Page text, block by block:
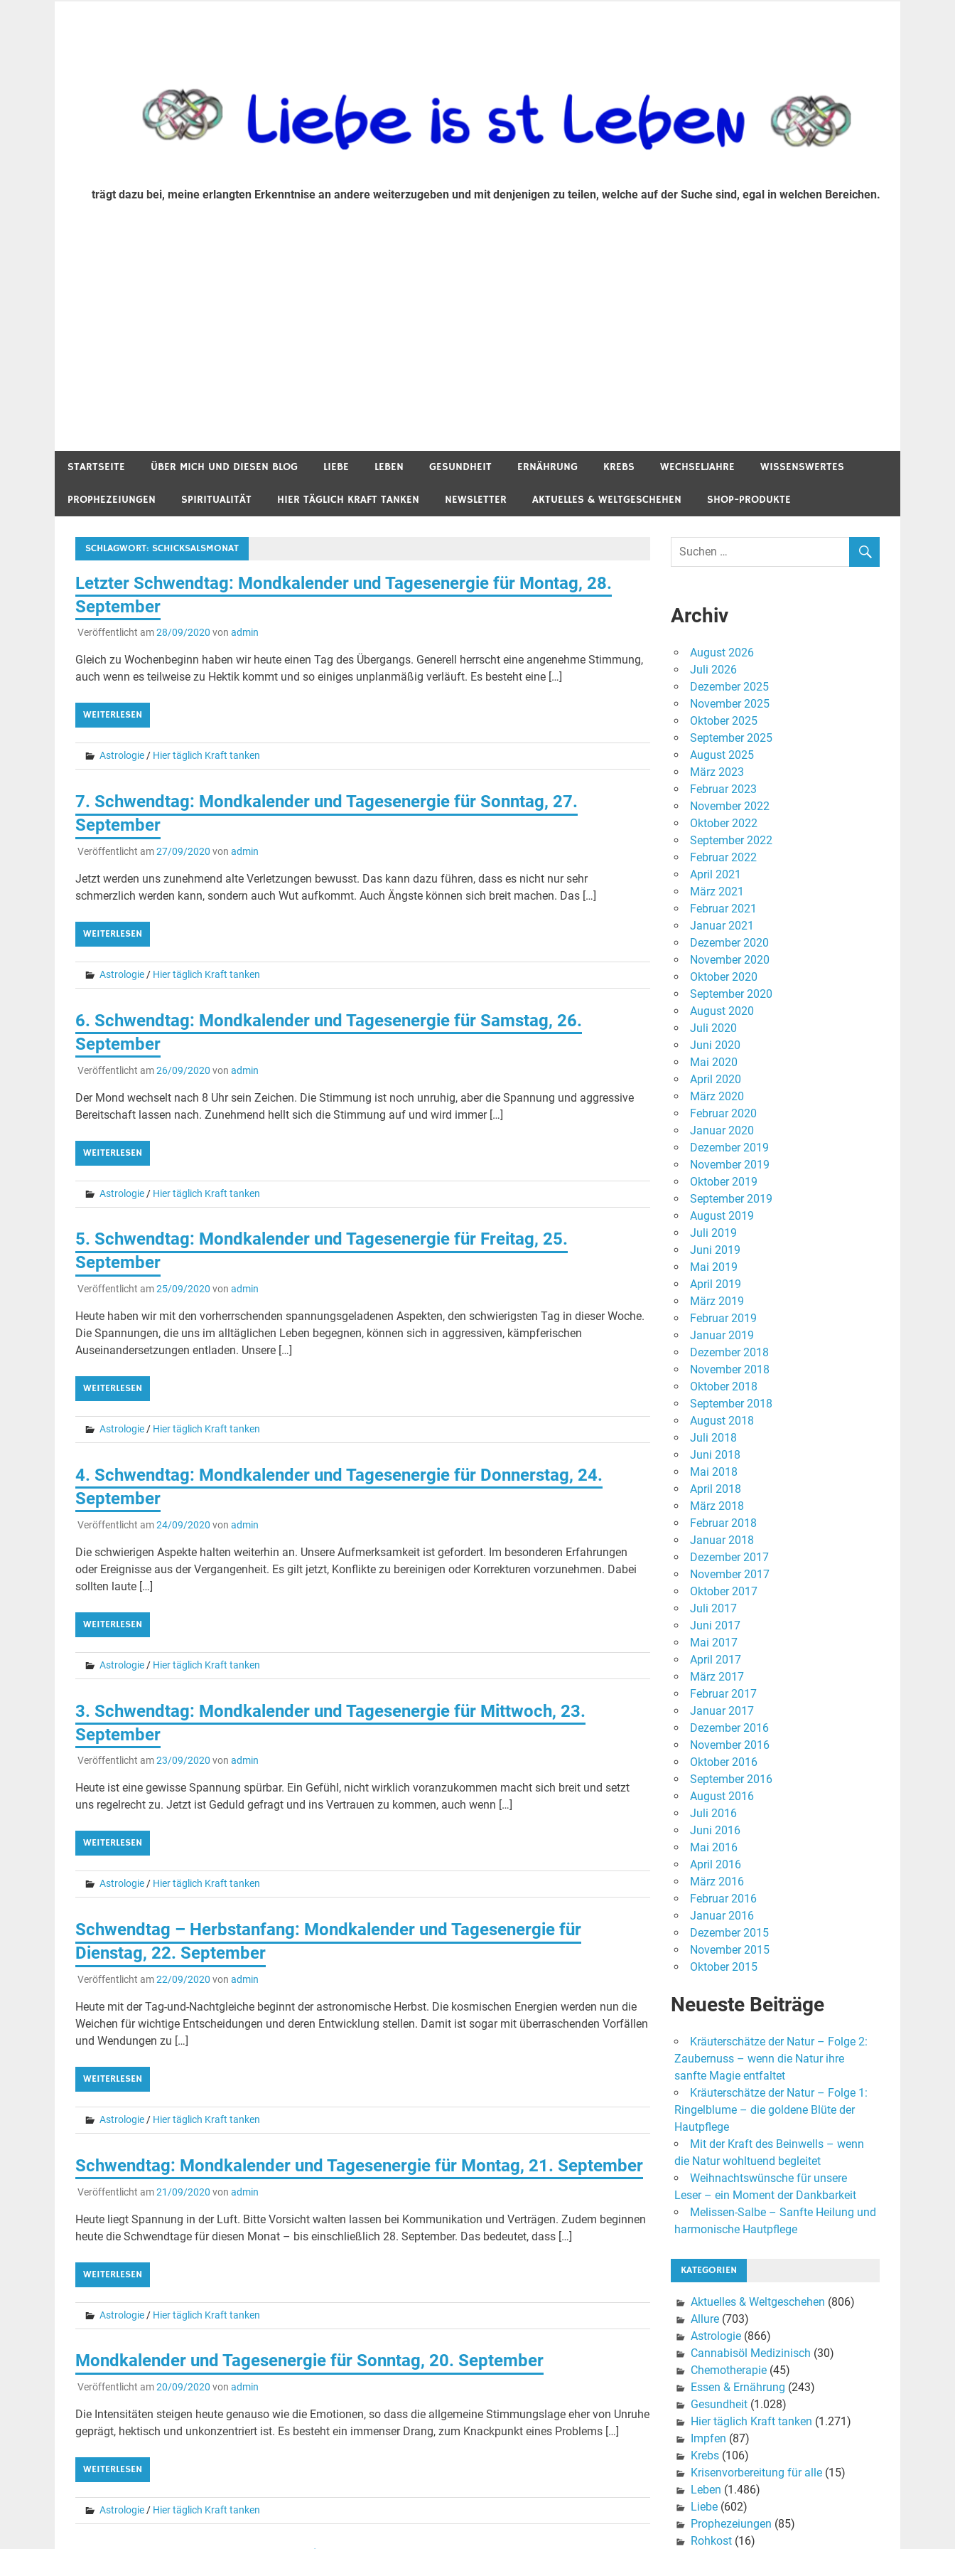
trägt dazu bei, meine erlangten Erkenntnise an andere weiterzugeben und mit denjenigen zu teilen, welche auf der Suche sind, egal in welchen Bereichen.
STARTSEITE ÜBER MICH UND DIESEN BLOG LIEBE LEBEN GESUNDHEIT ERNÄHRUNG KREBS WECHSELJAHRE WISSENSWERTES
PROPHEZEIUNGEN SPIRITUALITÄT HIER TÄGLICH KRAFT TANKEN NEWSLETTER AKTUELLES & WELTGESCHEHEN SHOP-PRODUKTE
SCHLAGWORT: SCHICKSALSMONAT
Letzter Schwendtag: Mondkalender und Tagesenergie für Montag, 28.
September
Veröffentlicht am28/09/2020 von admin
Gleich zu Wochenbeginn haben wir heute einen Tag des Übergangs. Generell herrscht eine angenehme Stimmung,
auch wenn es teilweise zu Hektik kommt und so einiges unplanmäßig verläuft. Es besteht eine […]
WEITERLESEN
Astrologie/ Hier täglich Kraft tanken
7. Schwendtag: Mondkalender und Tagesenergie für Sonntag, 27.
September
Veröffentlicht am27/09/2020 von admin
Jetzt werden uns zunehmend alte Verletzungen bewusst. Das kann dazu führen, dass es nicht nur sehr
schmerzlich werden kann, sondern auch Wut aufkommt. Auch Ängste können sich breit machen. Das […]
WEITERLESEN
Astrologie/ Hier täglich Kraft tanken
6. Schwendtag: Mondkalender und Tagesenergie für Samstag, 26.
September
Veröffentlicht am26/09/2020 von admin
Der Mond wechselt nach 8 Uhr sein Zeichen. Die Stimmung ist noch unruhig, aber die Spannung und aggressive
Bereitschaft lassen nach. Zunehmend hellt sich die Stimmung auf und wird immer […]
WEITERLESEN
Astrologie/ Hier täglich Kraft tanken
5. Schwendtag: Mondkalender und Tagesenergie für Freitag, 25.
September
Veröffentlicht am25/09/2020 von admin
Heute haben wir mit den vorherrschenden spannungsgeladenen Aspekten, den schwierigsten Tag in dieser Woche.
Die Spannungen, die uns im alltäglichen Leben begegnen, können sich in aggressiven, kämpferischen
Auseinandersetzungen entladen. Unsere […]
WEITERLESEN
Astrologie/ Hier täglich Kraft tanken
4. Schwendtag: Mondkalender und Tagesenergie für Donnerstag, 24.
September
Veröffentlicht am24/09/2020 von admin
Die schwierigen Aspekte halten weiterhin an. Unsere Aufmerksamkeit ist gefordert. Im besonderen Erfahrungen
oder Ereignisse aus der Vergangenheit. Es gilt jetzt, Konflikte zu bereinigen oder Korrekturen vorzunehmen. Dabei
sollten laute […]
WEITERLESEN
Astrologie/ Hier täglich Kraft tanken
3. Schwendtag: Mondkalender und Tagesenergie für Mittwoch, 23.
September
Veröffentlicht am23/09/2020 von admin
Heute ist eine gewisse Spannung spürbar. Ein Gefühl, nicht wirklich voranzukommen macht sich breit und setzt
uns regelrecht zu. Jetzt ist Geduld gefragt und ins Vertrauen zu kommen, auch wenn […]
WEITERLESEN
Astrologie/ Hier täglich Kraft tanken
Schwendtag – Herbstanfang: Mondkalender und Tagesenergie für
Dienstag, 22. September
Veröffentlicht am22/09/2020 von admin
Heute mit der Tag-und-Nachtgleiche beginnt der astronomische Herbst. Die kosmischen Energien werden nun die
Weichen für wichtige Entscheidungen und deren Entwicklung stellen. Damit ist sogar mit überraschenden Vorfällen
und Wendungen zu […]
WEITERLESEN
Astrologie/ Hier täglich Kraft tanken
Schwendtag: Mondkalender und Tagesenergie für Montag, 21. September
Veröffentlicht am21/09/2020 von admin
Heute liegt Spannung in der Luft. Bitte Vorsicht walten lassen bei Kommunikation und Verträgen. Zudem beginnen
heute die Schwendtage für diesen Monat – bis einschließlich 28. September. Das bedeutet, dass […]
WEITERLESEN
Astrologie/ Hier täglich Kraft tanken
Mondkalender und Tagesenergie für Sonntag, 20. September
Veröffentlicht am20/09/2020 von admin
Die Intensitäten steigen heute genauso wie die Emotionen, so dass die allgemeine Stimmungslage eher von Unruhe
geprägt, hektisch und unkonzentriert ist. Es besteht ein immenser Drang, zum Knackpunkt eines Problems […]
WEITERLESEN
Astrologie/ Hier täglich Kraft tanken
Archiv
August 2026
Juli 2026
Dezember 2025
November 2025
Oktober 2025
September 2025
August 2025
März 2023
Februar 2023
November 2022
Oktober 2022
September 2022
Februar 2022
April 2021
März 2021
Februar 2021
Januar 2021
Dezember 2020
November 2020
Oktober 2020
September 2020
August 2020
Juli 2020
Juni 2020
Mai 2020
April 2020
März 2020
Februar 2020
Januar 2020
Dezember 2019
November 2019
Oktober 2019
September 2019
August 2019
Juli 2019
Juni 2019
Mai 2019
April 2019
März 2019
Februar 2019
Januar 2019
Dezember 2018
November 2018
Oktober 2018
September 2018
August 2018
Juli 2018
Juni 2018
Mai 2018
April 2018
März 2018
Februar 2018
Januar 2018
Dezember 2017
November 2017
Oktober 2017
Juli 2017
Juni 2017
Mai 2017
April 2017
März 2017
Februar 2017
Januar 2017
Dezember 2016
November 2016
Oktober 2016
September 2016
August 2016
Juli 2016
Juni 2016
Mai 2016
April 2016
März 2016
Februar 2016
Januar 2016
Dezember 2015
November 2015
Oktober 2015
Neueste Beiträge
Kräuterschätze der Natur – Folge 2:
Zaubernuss – wenn die Natur ihre
sanfte Magie entfaltet
Kräuterschätze der Natur – Folge 1:
Ringelblume – die goldene Blüte der
Hautpflege
Mit der Kraft des Beinwells – wenn
die Natur wohltuend begleitet
Weihnachtswünsche für unsere
Leser – ein Moment der Dankbarkeit
Melissen-Salbe – Sanfte Heilung und
harmonische Hautpflege
KATEGORIEN
Aktuelles & Weltgeschehen (806)
Allure(703)
Astrologie(866)
Cannabisöl Medizinisch (30)
Chemotherapie(45)
Essen & Ernährung (243)
Gesundheit(1.028)
Hier täglich Kraft tanken (1.271)
Impfen (87)
Krebs(106)
Krisenvorbereitung für alle(15)
Leben (1.486)
Liebe(602)
Prophezeiungen (85)
Rohkost(16)